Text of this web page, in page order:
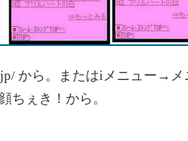
から。またはiメニュー→メ
ぇき！から。